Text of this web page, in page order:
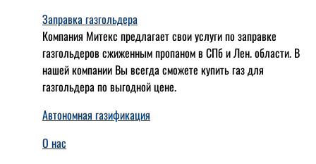
Заправка газгольдера
Компания Митекс предлагает свои услуги по заправке
газгольдеров сжиженным пропаном в СПб и Лен. области. В
нашей компании Вы всегда сможете купить газ для
газгольдера по выгодной цене.
Автономная газификация
О нас